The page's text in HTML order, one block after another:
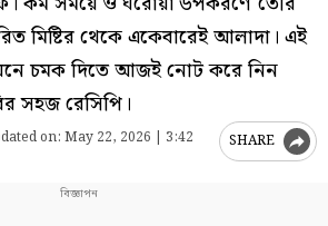
মিষ্টির থেকে একেবারেই আলাদা। এই
চমক দিতে আজই নোট করে নিন
সহজ রেসিপি।
on: May 22, 2026 | 3:42
SHARE